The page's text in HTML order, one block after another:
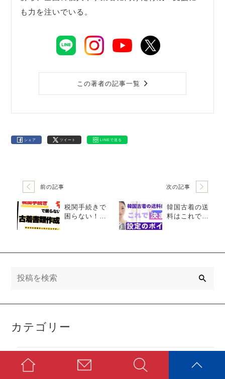
も力を注いでいる。
この著者の記事一覧
シェア ツイート LINEで送る
前の記事
税関手続きで
困らない！古
次の記事
韓国古着の送
料はこれで決
カテゴリー
YouTubeブログ